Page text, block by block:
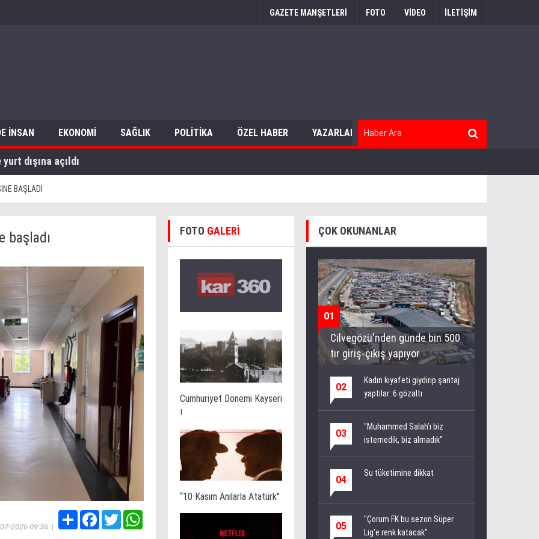
GAZETE MANŞETLERİ FOTO VİDEO İLETİŞİM
İNSAN EKONOMİ SAĞLIK POLİTİKA ÖZEL HABER YAZARLAR
dışına açıldı
BAŞLADI
başladı
2026 09:36|
Share FacebookTwitterWhatsApp
FOTO GALERİ
Cumhuriyet Dönemi Kayseri
!
“10 Kasım Anılarla Atatürk''
ÇOK OKUNANLAR
01
Cilvegözü'nden günde bin 500
tır giriş-çıkış yapıyor
02
Kadın kıyafeti giydirip şantaj
yaptılar: 6 gözaltı
03
"Muhammed Salah’ı biz
istemedik, biz almadık"
04
Su tüketimine dikkat
05
"Çorum FK bu sezon Süper
Lig'e renk katacak"